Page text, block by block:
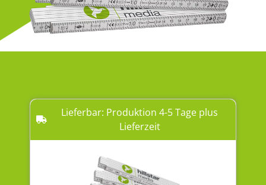
Lieferbar: Produktion 4-5 Tage plus
Lieferzeit